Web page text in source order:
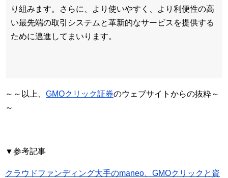
り組みます。さらに、より使いやすく、より利便性の高
い最先端の取引システムと革新的なサービスを提供する
ために邁進してまいります。
～～以上、 GMOクリック証券のウェブサイトからの抜粋～
～
▼参考記事
クラウドファンディング大手のmaneo、GMOクリックと資